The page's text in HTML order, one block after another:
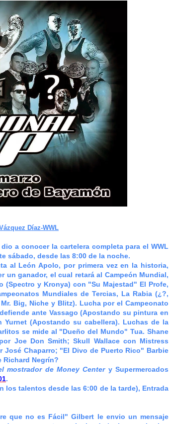
Díaz-WWL
a conocer la carteleracompleta para el WWL
sábado, desde las 8:00 de la noche.
al León Apolo, por primera vez en la historia,
un ganador, el cual retará al Campeón Mundial,
(Spectro y Kronya) con "Su Majestad" El Profe,
Mundiales de Tercias, La Rabia (¿?,
Big, Niche y Blitz). Lucha por el Campeonato
ante Vassago (Apostando su pintura en
(Apostando su cabellera). Luchas de la
se mide al "Dueño del Mundo" Tua. Shane
Joe Don Smith; Skull Wallace con Mistress
Chaparro; "El Divo de Puerto Rico" Barbie
Richard Negrín?
mostrador de Money CenterySupermercados
.
los talentos desde las 6:00 de la tarde), Entrada
que no es Fácil" Gilbert le envio un mensaje